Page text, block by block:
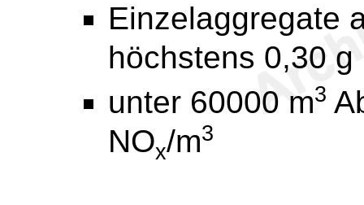
Einzelaggregate
höchstens 0,30 g
unter 60000 m3
NOx/m3